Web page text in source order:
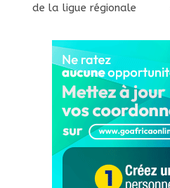
de la ligue régionale